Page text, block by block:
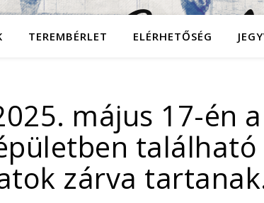
TEREMBÉRLET ELÉRHETŐSÉG
május 17-én
található
zárva